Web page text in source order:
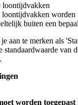
buiten een
aan te merken als
standaardwaarde van
worden